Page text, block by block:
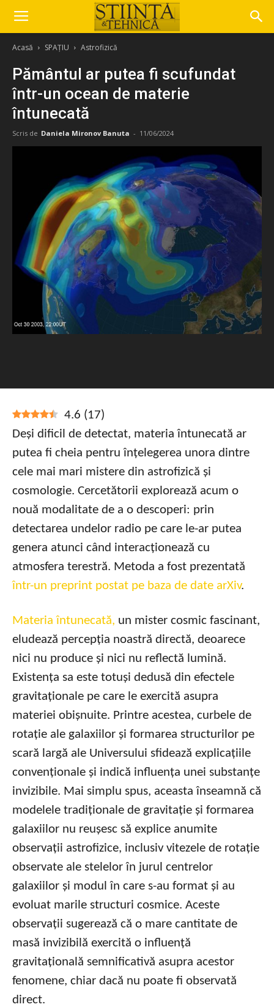
Acasă SPAȚIU Astrofizică
Pământul ar putea fi scufundat
într-un ocean de materie
întunecată
Scris de Daniela Mironov Banuta - 11/06/2024
4.6 (17)
Deși dificil de detectat, materia întunecată ar
putea fi cheia pentru înțelegerea unora dintre
cele mai mari mistere din astrofizică și
cosmologie. Cercetătorii explorează acum o
nouă modalitate de a o descoperi: prin
detectarea undelor radio pe care le-ar putea
genera atunci când interacționează cu
atmosfera terestră. Metoda a fost prezentată
într-un preprint postat pe baza de date arXiv.
Materia întunecată, un mister cosmic fascinant,
eludează percepția noastră directă, deoarece
nici nu produce și nici nu reflectă lumină.
Existența sa este totuși dedusă din efectele
gravitaționale pe care le exercită asupra
materiei obișnuite. Printre acestea, curbele de
rotație ale galaxiilor și formarea structurilor pe
scară largă ale Universului sfidează explicațiile
convenționale și indică influența unei substanțe
invizibile. Mai simplu spus, aceasta înseamnă că
modelele tradiționale de gravitație și formarea
galaxiilor nu reușesc să explice anumite
observații astrofizice, inclusiv vitezele de rotație
observate ale stelelor în jurul centrelor
galaxiilor și modul în care s-au format și au
evoluat marile structuri cosmice. Aceste
observații sugerează că o mare cantitate de
masă invizibilă exercită o influență
gravitațională semnificativă asupra acestor
fenomene, chiar dacă nu poate fi observată
direct.